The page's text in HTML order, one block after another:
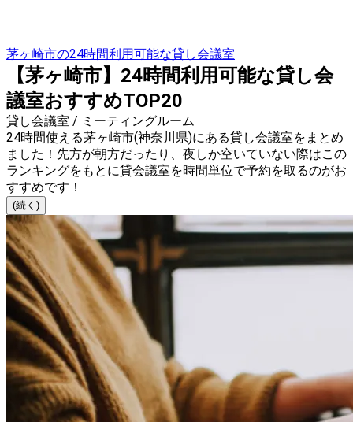
茅ヶ崎市の24時間利用可能な貸し会議室
【茅ヶ崎市】24時間利用可能な貸し会
議室おすすめTOP20
貸し会議室 / ミーティングルーム
24時間使える茅ヶ崎市(神奈川県)にある貸し会議室をまとめ
ました！先方が朝方だったり、夜しか空いていない際はこの
ランキングをもとに貸会議室を時間単位で予約を取るのがお
すすめです！
(続く)